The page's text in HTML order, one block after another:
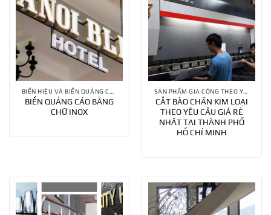
BIỂN QUẢNG CÁO BẰNG
CHỮ INOX
CẮT BÀO CHẤN KIM LOẠI
THEO YÊU CẦU GIÁ RẺ
NHẤT TẠI THÀNH PHỐ
HỒ CHÍ MINH